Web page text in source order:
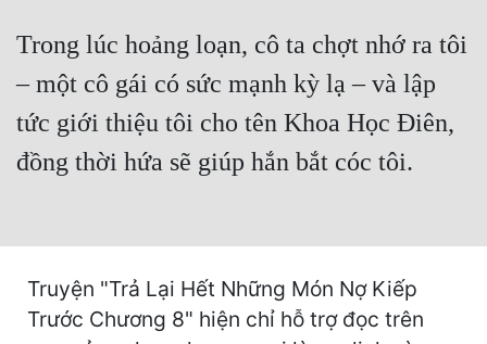
Dị Năng
Gia Đấu
Góc Nhìn Nam
Góc Nhìn Nữ
Huyền Ảo
Trong lúc hoảng loạn, cô ta chợt nhớ ra tôi
– một cô gái có sức mạnh kỳ lạ – và lập
tức giới thiệu tôi cho tên Khoa Học Điên,
đồng thời hứa sẽ giúp hắn bắt cóc tôi.
Truyện "Trả Lại Hết Những Món Nợ Kiếp
Trước Chương 8" hiện chỉ hỗ trợ đọc trên